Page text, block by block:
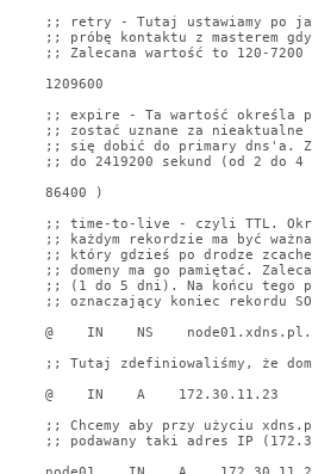
;; retry - Tutaj ustawiamy po
;; próbę kontaktu z masterem
;; Zalecana wartość to 120-7200
1209600
;; expire - Ta wartość określa
;; zostać uznane za nieaktualne
;; się dobić do primary dns'a.
;; do 2419200 sekund (od 2 do
86400 )
;; time-to-live - czyli TTL.
;; każdym rekordzie ma być
;; który gdzieś po drodze
;; domeny ma go pamiętać.
;; (1 do 5 dni). Na końcu tego
;; oznaczający koniec rekordu
@    IN    NS    node01.xdns.pl.
;; Tutaj zdefiniowaliśmy, że
@    IN    A    172.30.11.23
;; Chcemy aby przy użyciu
;; podawany taki adres IP